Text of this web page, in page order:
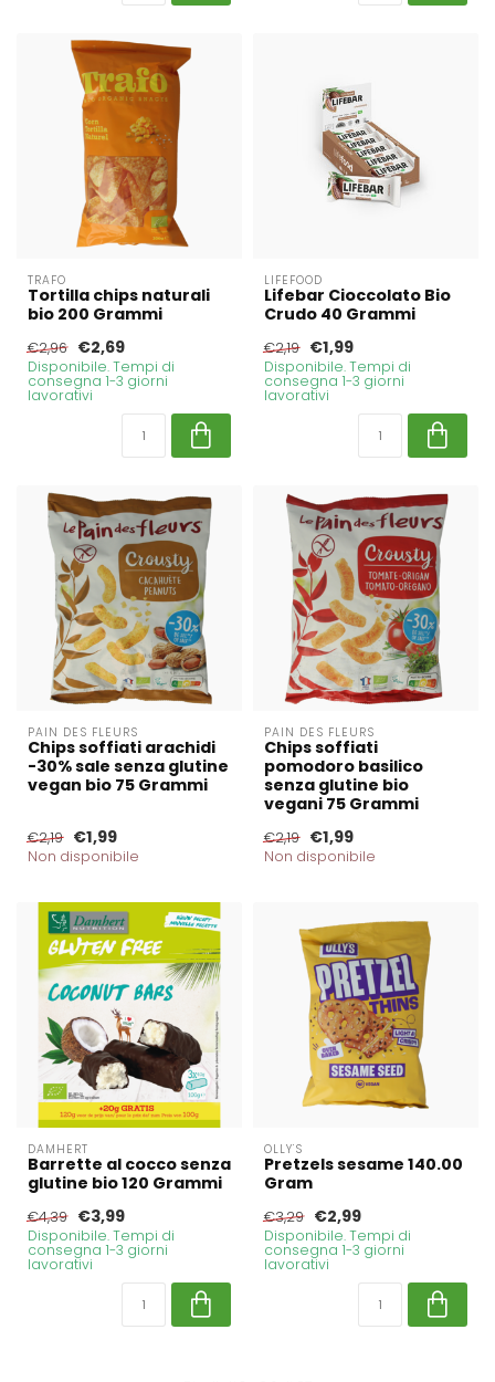
TRAFO
Tortilla chips naturali
bio 200 Grammi
€2,96 €2,69
Disponibile. Tempi di
consegna 1-3 giorni
lavorativi
LIFEFOOD
Lifebar Cioccolato Bio
Crudo 40 Grammi
€2,19 €1,99
Disponibile. Tempi di
consegna 1-3 giorni
lavorativi
PAIN DES FLEURS
Chips soffiati arachidi
-30% sale senza glutine
vegan bio 75 Grammi
€2,19 €1,99
Non disponibile
PAIN DES FLEURS
Chips soffiati
pomodoro basilico
senza glutine bio
vegani 75 Grammi
€2,19 €1,99
Non disponibile
DAMHERT
Barrette al cocco senza
glutine bio 120 Grammi
€4,39 €3,99
Disponibile. Tempi di
consegna 1-3 giorni
lavorativi
OLLY'S
Pretzels sesame 140.00
Gram
€3,29 €2,99
Disponibile. Tempi di
consegna 1-3 giorni
lavorativi